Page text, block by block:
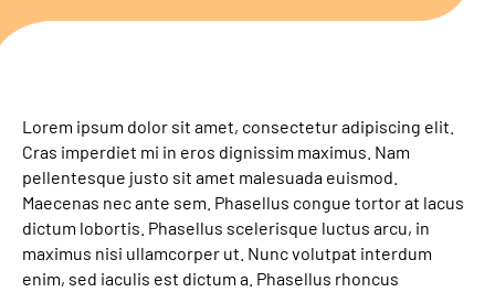
Service
Sozialdienste & Zuweisende
Suche
Leichte Sprache
Lorem ipsum dolor sit amet, consectetur adipiscing elit.
Cras imperdiet mi in eros dignissim maximus. Nam
pellentesque justo sit amet malesuada euismod.
Maecenas nec ante sem. Phasellus congue tortor at lacus
dictum lobortis. Phasellus scelerisque luctus arcu, in
maximus nisi ullamcorper ut. Nunc volutpat interdum
enim, sed iaculis est dictum a. Phasellus rhoncus